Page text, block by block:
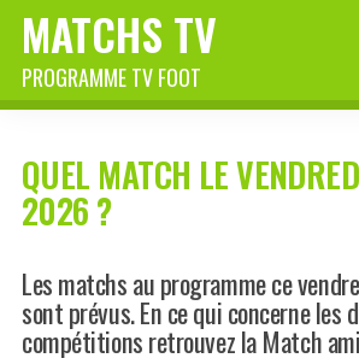
MATCHS TV
PROGRAMME TV FOOT
QUEL MATCH LE
2026 ?
Les matchs au programme ce
sont prévus. En ce qui concerne les
compétitions retrouvez la Match